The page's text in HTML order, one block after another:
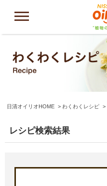
日清オイリオHOME わくわくレシピ
レシピ検索結果